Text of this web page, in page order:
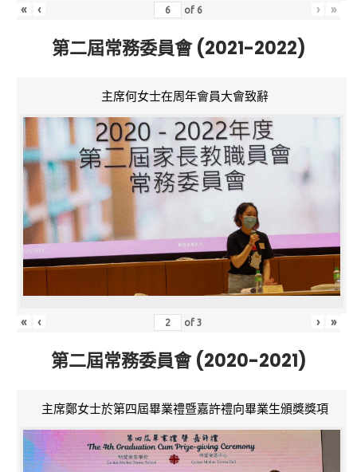
« ‹ of 6 › »
第二屆常務委員會 (2021-2022)
主席何女士在周年會員大會致辭
« ‹ of3 › »
第二屆常務委員會 (2020-2021)
主席鄭女士於第四屆畢業禮暨嘉許禮向畢業生頒獎獎項